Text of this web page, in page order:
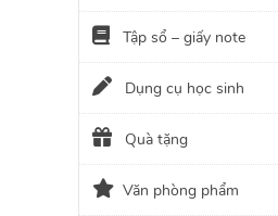
Tập sổ – giấy note
Dụng cụ học sinh
Quà tặng
Văn phòng phẩm